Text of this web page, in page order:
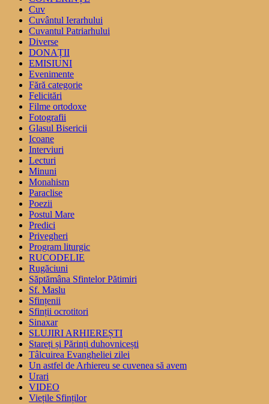
Cuv
Cuvântul Ierarhului
Cuvantul Patriarhului
Diverse
DONAȚII
EMISIUNI
Evenimente
Fără categorie
Felicitări
Filme ortodoxe
Fotografii
Glasul Bisericii
Icoane
Interviuri
Lecturi
Minuni
Monahism
Paraclise
Poezii
Postul Mare
Predici
Privegheri
Program liturgic
RUCODELIE
Rugăciuni
Săptămâna Sfintelor Pătimiri
Sf. Maslu
Sfințenii
Sfinții ocrotitori
Sinaxar
SLUJIRI ARHIEREȘTI
Stareți și Părinți duhovnicești
Tâlcuirea Evangheliei zilei
Un astfel de Arhiereu se cuvenea să avem
Urari
VIDEO
Viețile Sfinților